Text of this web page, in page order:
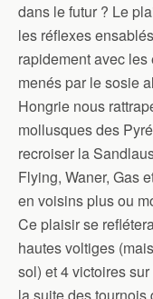
dans le futur ? Le
les réflexes
rapidement avec
menés par le sosie
Hongrie nous
mollusques des
recroiser la
Flying, Waner, Gas
en voisins plus ou
Ce plaisir se
hautes voltiges
sol) et 4 victoires